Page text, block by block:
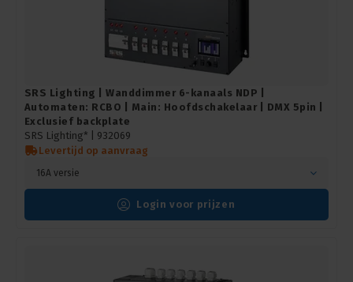
SRS Lighting | Wanddimmer 6-kanaals NDP |
Automaten: RCBO | Main: Hoofdschakelaar | DMX 5pin |
Exclusief backplate
SRS Lighting* | 932069
Levertijd op aanvraag
16A versie
Login voor prijzen